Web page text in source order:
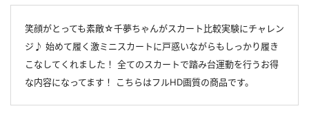
笑顔がとっても素敵☆千夢ちゃんがスカート比較実験にチャレン
ジ♪ 始めて履く激ミニスカートに戸惑いながらもしっかり履き
こなしてくれました！ 全てのスカートで踏み台運動を行うお得
な内容になってます！ こちらはフルHD画質の商品です。